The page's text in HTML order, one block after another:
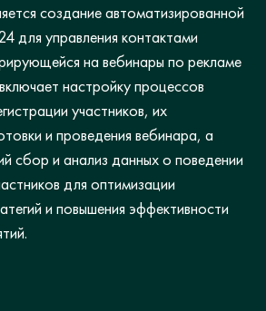
создание автоматизированной
для управления контактами
на вебинары по рекламе
настройку процессов
участников, их
и проведения вебинара, а
сбор и анализ данных о поведении
для оптимизации
и повышения эффективности